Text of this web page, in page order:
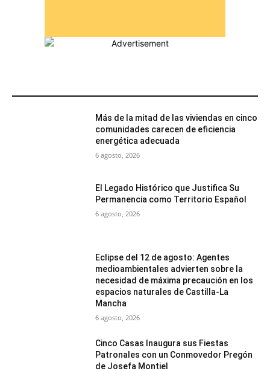
Más de la mitad de las viviendas en cinco
comunidades carecen de eficiencia
energética adecuada
6 agosto, 2026
El Legado Histórico que Justifica Su
Permanencia como Territorio Español
6 agosto, 2026
Eclipse del 12 de agosto: Agentes
medioambientales advierten sobre la
necesidad de máxima precaución en los
espacios naturales de Castilla-La
Mancha
6 agosto, 2026
Cinco Casas Inaugura sus Fiestas
Patronales con un Conmovedor Pregón
de Josefa Montiel